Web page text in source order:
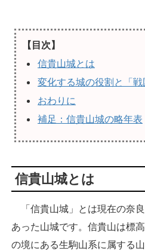
【目次】
信貴山城とは
変化する城の役割と「戦
おわりに
補足：信貴山城の略年表
信貴山城とは
「信貴山城」とは現在の奈
あった山城です。信貴山は標
の境にある生駒山系に属する山